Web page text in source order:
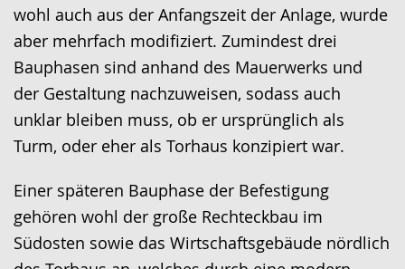
wohl auch aus der Anfangszeit der Anlage, wurde
aber mehrfach modifiziert. Zumindest drei
Bauphasen sind anhand des Mauerwerks und
der Gestaltung nachzuweisen, sodass auch
unklar bleiben muss, ob er ursprünglich als
Turm, oder eher als Torhaus konzipiert war.
Einer späteren Bauphase der Befestigung
gehören wohl der große Rechteckbau im
Südosten sowie das Wirtschaftsgebäude nördlich